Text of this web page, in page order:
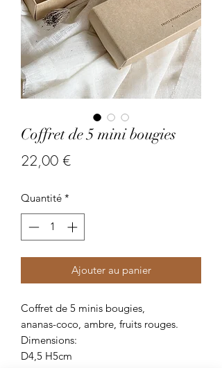
Coffret de 5 mini bougies
22,00 €Prix
Quantité *
Ajouter au panier
Coffret de 5 minis bougies,
ananas-coco, ambre, fruits rouges.
Dimensions:
D4,5 H5cm